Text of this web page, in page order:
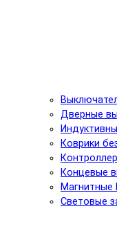
Дверные
Коврики
Концевые
Магнитные
Световые